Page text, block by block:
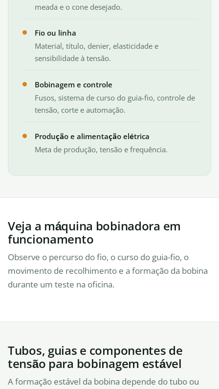
meada e o cone desejado.
Fio ou linha
Material, título, denier, elasticidade e
sensibilidade à tensão.
Bobinagem e controle
Fusos, sistema de curso do guia-fio, controle de
tensão, corte e automação.
Produção e alimentação elétrica
Meta de produção, tensão e frequência.
Veja a máquina bobinadora em
funcionamento
Observe o percurso do fio, o curso do guia-fio, o
movimento de recolhimento e a formação da bobina
durante um teste na oficina.
Tubos, guias e componentes de
tensão para bobinagem estável
A formação estável da bobina depende do tubo ou